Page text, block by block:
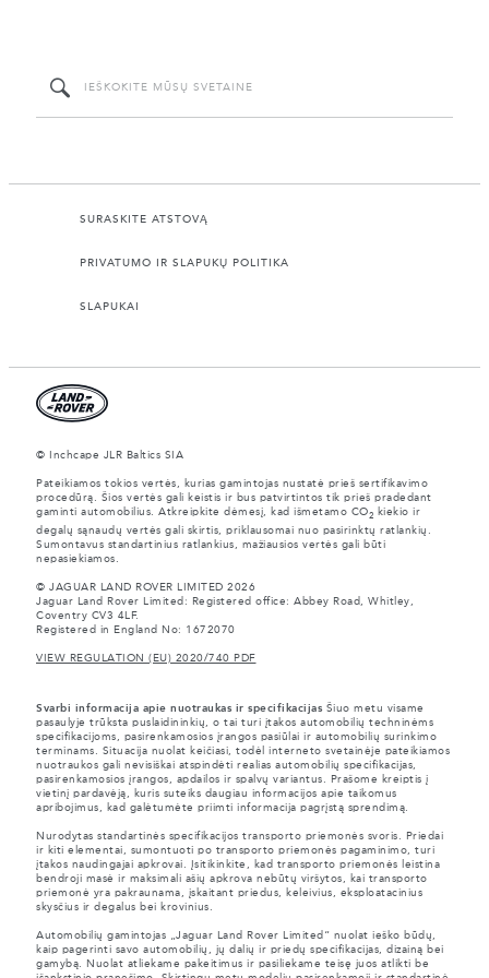
SURASKITE ATSTOVĄ
PRIVATUMO IR SLAPUKŲ POLITIKA
SLAPUKAI
© Inchcape JLR Baltics SIA
Pateikiamos tokios vertės, kurias gamintojas nustatė prieš sertifikavimo
procedūrą. Šios vertės gali keistis ir bus patvirtintos tik prieš pradedant
gaminti automobilius. Atkreipkite dėmesį, kad išmetamo CO2
kiekio ir
degalų sąnaudų vertės gali skirtis, priklausomai nuo pasirinktų ratlankių.
Sumontavus standartinius ratlankius, mažiausios vertės gali būti
nepasiekiamos.
© JAGUAR LAND ROVER LIMITED 2026
Jaguar Land Rover Limited: Registered office: Abbey Road, Whitley,
Coventry CV3 4LF.
Registered in England No: 1672070
VIEW REGULATION (EU) 2020/740 PDF
Svarbi informacija apie nuotraukas ir specifikacijasŠiuo metu visame
pasaulyje trūksta puslaidininkių, o tai turi įtakos automobilių techninėms
specifikacijoms, pasirenkamosios įrangos pasiūlai ir automobilių surinkimo
terminams. Situacija nuolat keičiasi, todėl interneto svetainėje pateikiamos
nuotraukos gali nevisiškai atspindėti realias automobilių specifikacijas,
pasirenkamosios įrangos, apdailos ir spalvų variantus. Prašome kreiptis į
vietinį pardavėją, kuris suteiks daugiau informacijos apie taikomus
apribojimus, kad galėtumėte priimti informacija pagrįstą sprendimą.
Nurodytas standartinės specifikacijos transporto priemonės svoris. Priedai
ir kiti elementai, sumontuoti po transporto priemonės pagaminimo, turi
įtakos naudingajai apkrovai. Įsitikinkite, kad transporto priemonės leistina
bendroji masė ir maksimali ašių apkrova nebūtų viršytos, kai transporto
priemonė yra pakraunama, įskaitant priedus, keleivius, eksploatacinius
skysčius ir degalus bei krovinius.
Automobilių gamintojas „Jaguar Land Rover Limited“ nuolat ieško būdų,
kaip pagerinti savo automobilių, jų dalių ir priedų specifikacijas, dizainą bei
gamybą. Nuolat atliekame pakeitimus ir pasiliekame teisę juos atlikti be